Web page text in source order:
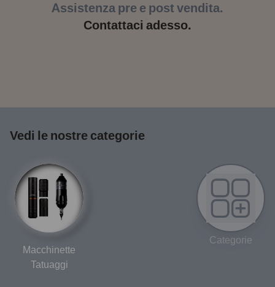
Assistenza pre e post vendita.
Contattaci adesso.
Vedi le nostre categorie
Macchinette
Tatuaggi
Categorie